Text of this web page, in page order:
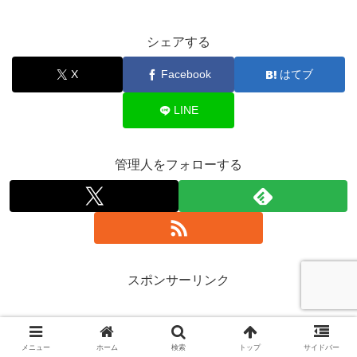
シェアする
X Facebook はてブ
LINE
管理人をフォローする
スポンサーリンク
メニュー ホーム 検索 トップ サイドバー